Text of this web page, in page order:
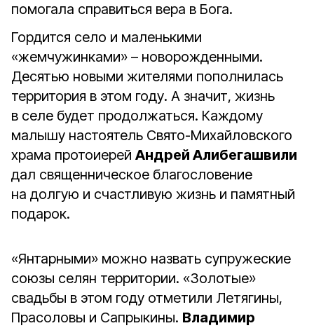
помогала справиться вера в Бога.
Гордится село и маленькими
«жемчужинками» – новорожденными.
Десятью новыми жителями пополнилась
территория в этом году. А значит, жизнь
в селе будет продолжаться. Каждому
малышу настоятель Свято-Михайловского
храма протоиерей Андрей Алибегашвили
дал священническое благословение
на долгую и счастливую жизнь и памятный
подарок.
«Янтарными» можно назвать супружеские
союзы селян территории. «Золотые»
свадьбы в этом году отметили Летягины,
Прасоловы и Сапрыкины. Владимир